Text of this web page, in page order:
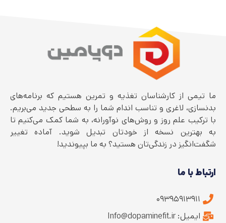
ما تیمی از کارشناسان تغذیه و تمرین هستیم که برنامه‌های
بدنسازی، لاغری و تناسب اندام شما را به سطحی جدید می‌بریم.
با ترکیب علم روز و روش‌های نوآورانه، به شما کمک می‌کنیم تا
به بهترین نسخه از خودتان تبدیل شوید. آماده تغییر
شگفت‌انگیز در زندگی‌تان هستید؟ به ما بپیوندید!
ارتباط با ما
۰۹۳۹۵۹۱۳۹۱۱
ایمیل: Info@dopaminefit.ir